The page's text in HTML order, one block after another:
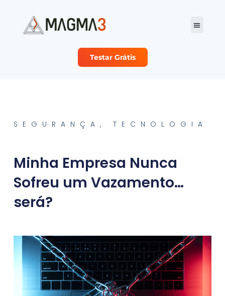
Testar Grátis
SEGURANÇA , TECNOLOGIA
Minha Empresa Nunca
Sofreu um Vazamento…
será?